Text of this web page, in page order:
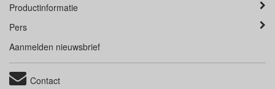
Productinformatie
Pers
Aanmelden nieuwsbrief
Contact